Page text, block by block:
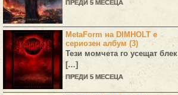
ПРЕДИ 5 МЕСЕЦА
MetaForm на DIMHOLT е
сериозен албум (3)
Тези момчета го усещат блек
[…]
ПРЕДИ 5 МЕСЕЦА